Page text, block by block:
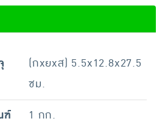
(กxยxส) 5.5x12.8x27.5
ซม.
ฑ์
1 กก.